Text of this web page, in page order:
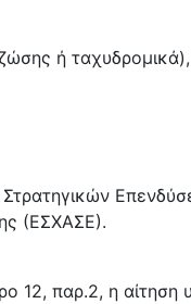
ή
(ΕΣΧΑΣΕ).
12, παρ.2, η αίτηση